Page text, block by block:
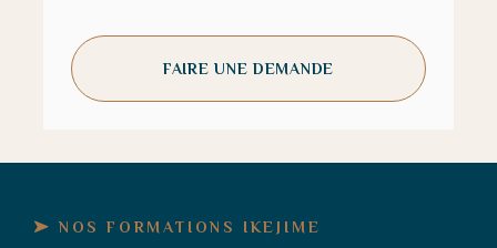
FAIRE UNE DEMANDE
NOS FORMATIONS IKEJIME